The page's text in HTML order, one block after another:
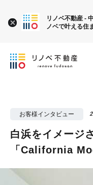
お客様インタビュー
白浜をイメージ
「California
リノベ不動産 -
ノベで叶える住